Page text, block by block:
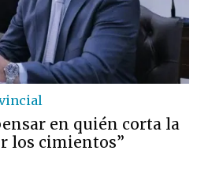
en quién corta la
los cimientos”